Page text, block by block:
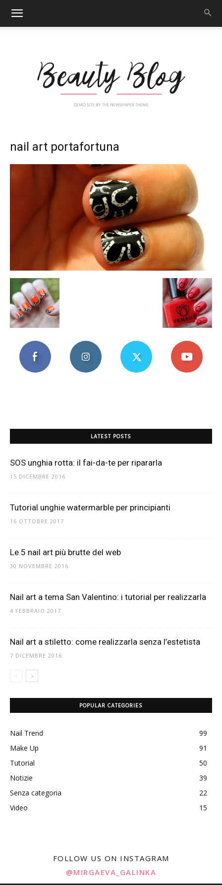
Nail
Art
Mania
nail art portafortuna
LATEST POSTS
SOS unghia rotta: il fai-da-te per ripararla
15 DICEMBRE 2016
Tutorial unghie watermarble per principianti
16 OTTOBRE 2017
Le 5 nail art più brutte del web
30 NOVEMBRE 2016
Nail art a tema San Valentino: i tutorial per realizzarla
4 FEBBRAIO 2017
Nail art a stiletto: come realizzarla senza l’estetista
7 DICEMBRE 2016
POPULAR CATEGORIES
Nail Trend
99
Make Up
91
Tutorial
50
Notizie
39
Senza categoria
22
Video
15
FOLLOW US ON INSTAGRAM
@MIRGAEVA_GALINKA